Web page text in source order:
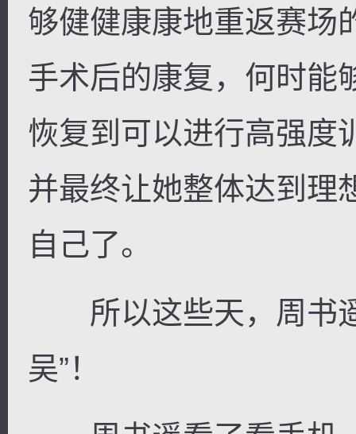
够健健康康地重返赛场
手术后的康复，何时能
恢复到可以进行高强度
并最终让她整体达到理
自己了。
所以这些天，周书遥
吴”！